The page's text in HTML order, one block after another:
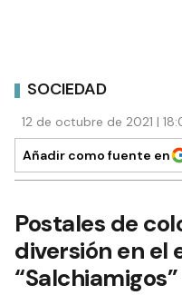
SOCIEDAD
12 de octubre de 2021 |
Añadir como fuente en
Postales de
diversión en el
“Salchiamigos”